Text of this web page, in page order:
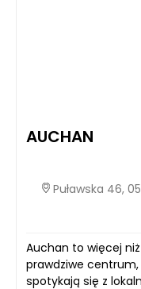
AUCHAN
Puławska 46,
Auchan to więcej
prawdziwe
spotykają się z